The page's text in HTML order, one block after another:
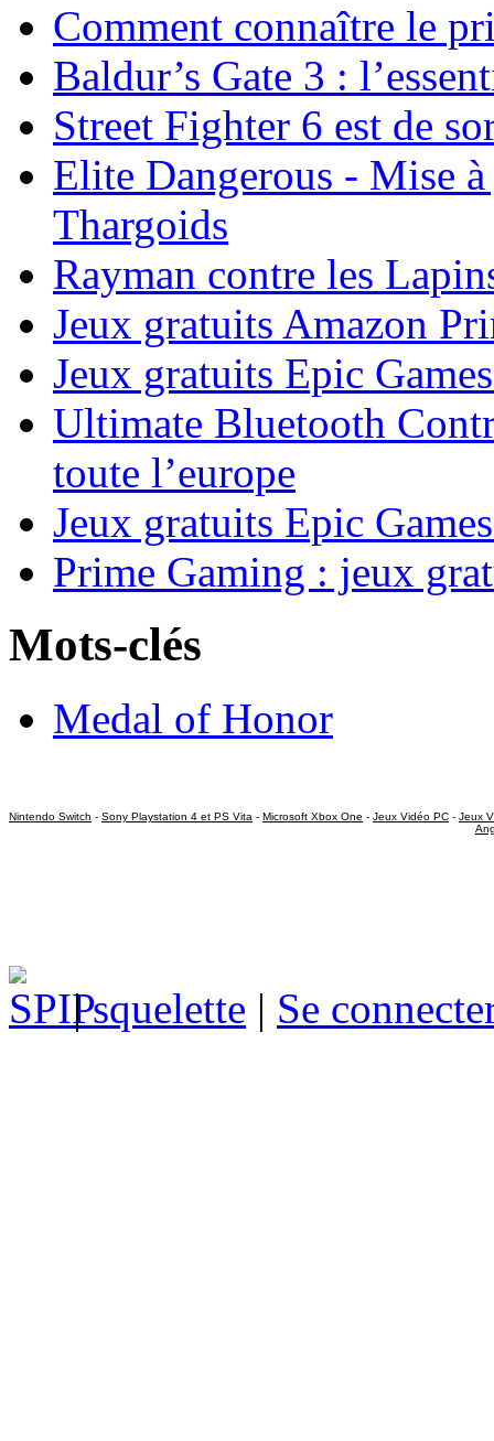
Comment connaître le
Baldur’s Gate 3 :
Street Fighter 6 est de
Elite Dangerous - Mise
Thargoids
Rayman contre les
Jeux gratuits Amazon
Jeux gratuits Epic
Ultimate Bluetooth
toute l’europe
Jeux gratuits Epic
Prime Gaming : jeux
Mots-clés
Medal of Honor
Nintendo Switch - Sony Playstation 4 et PS Vita - Microsoft Xbox One - Jeux Vidéo PC - Jeux
|squelette | Se